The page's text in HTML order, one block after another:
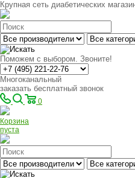
Крупная сеть диабетических
Поможем с выбором. Звоните!
Многоканальный
заказать бесплатный звонок
0
Корзина
пуста